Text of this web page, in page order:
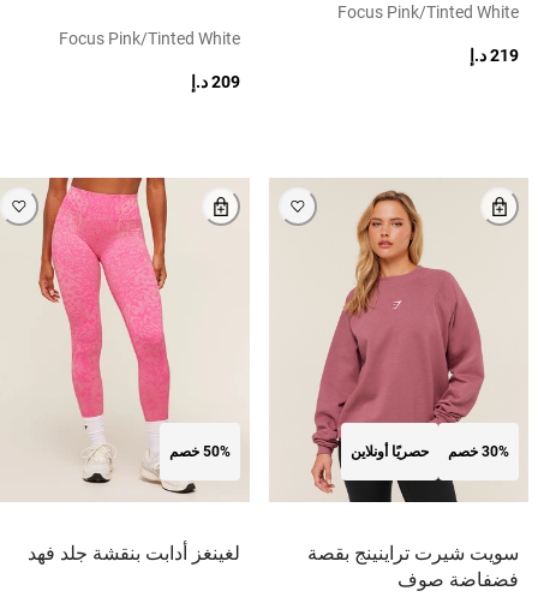
Focus Pink/tinted White
219 د.إ
Focus Pink/tinted White
209 د.إ
30% خصم حصريًا أونلاين
سويت شيرت تراينينج بقصة
فضفاضة صوف
50% خصم
لغينغز أدابت بنقشة جلد فهد